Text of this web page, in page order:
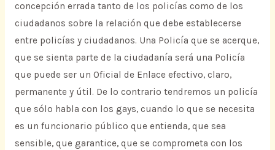
concepción errada tanto de los policías como de los
ciudadanos sobre la relación que debe establecerse
entre policías y ciudadanos. Una Policía que se acerque,
que se sienta parte de la ciudadanía será una Policía
que puede ser un Oficial de Enlace efectivo, claro,
permanente y útil. De lo contrario tendremos un policía
que sólo habla con los gays, cuando lo que se necesita
es un funcionario público que entienda, que sea
sensible, que garantice, que se comprometa con los